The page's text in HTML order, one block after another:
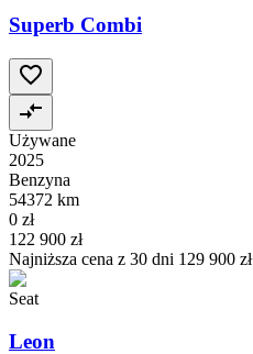
Superb Combi
Używane
2025
Benzyna
54372 km
0 zł
122 900 zł
Najniższa cena z 30 dni 129 900 zł
Seat
Leon